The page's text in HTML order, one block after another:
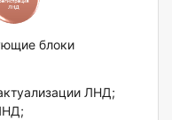
блоки
ЛНД;